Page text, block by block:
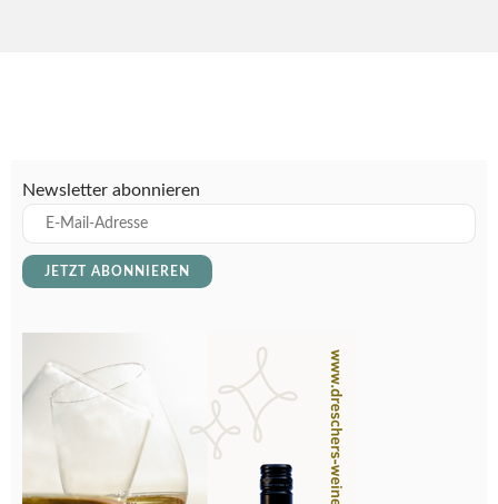
Newsletter abonnieren